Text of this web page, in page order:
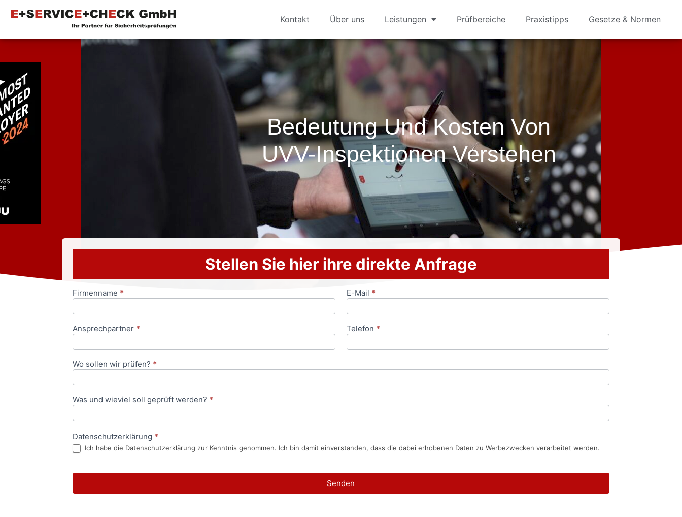
Kontakt Über uns Leistungen Prüfbereiche Praxistipps Gesetze & Normen
Bedeutung Und Kosten Von
UVV-Inspektionen Verstehen
Stellen Sie hier ihre direkte Anfrage
Anfrageformular
Firmenname * E-Mail *
Ansprechpartner * Telefon *
Wo sollen wir prüfen? *
Was und wieviel soll geprüft werden? *
Datenschutzerklärung *
Ich habe die Datenschutzerklärung zur Kenntnis genommen. Ich bin damit einverstanden, dass die dabei erhobenen Daten zu Werbezwecken verarbeitet werden.
Senden